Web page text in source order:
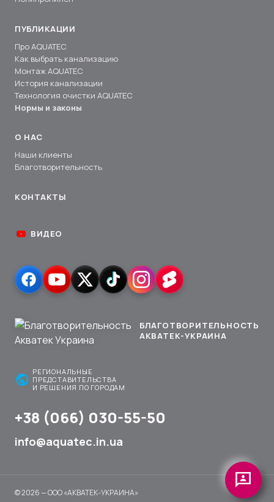
ПУБЛИКАЦИИ
Про AQUATEC
Как выбрать канализацию
Монтаж AQUATEC
История канализации
Технология очистки AQUATEC
Нормы и законы
О НАС
Наши клиенты
Благотворительность
КОНТАКТЫ
ВИДЕО
БЛАГОТВОРИТЕЛЬНОСТЬ
АКВАТЕК-УКРАИНА
public РЕГИОНАЛЬНЫЕ
ПРЕДСТАВИТЕЛЬСТВА
И РЕШЕНИЯ ПО ГОРОДАМ
+38 (066) 030-55-50
info@aquatec.in.ua
© 2026 — ООО «АКВАТЕК-УКРАИНА»
3p